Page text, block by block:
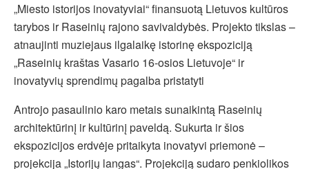
„Miesto istorijos inovatyviai“ finansuotą Lietuvos kultūros
tarybos ir Raseinių rajono savivaldybės. Projekto tikslas –
atnaujinti muziejaus ilgalaikę istorinę ekspoziciją
„Raseinių kraštas Vasario 16-osios Lietuvoje“ ir
inovatyvių sprendimų pagalba pristatyti
Antrojo pasaulinio karo metais sunaikintą Raseinių
architektūrinį ir kultūrinį paveldą. Sukurta ir šios
ekspozicijos erdvėje pritaikyta inovatyvi priemonė –
projekcija „Istorijų langas“. Projekciją sudaro penkiolikos